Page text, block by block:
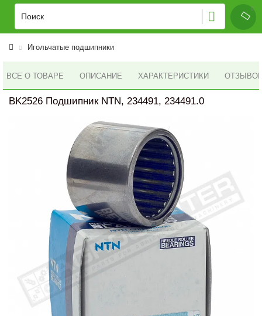
Игольчатые подшипники
ВСЕ О ТОВАРЕ ОПИСАНИЕ ХАРАКТЕРИСТИКИ ОТЗЫВОВ
BK2526 Подшипник NTN, 234491, 234491.0